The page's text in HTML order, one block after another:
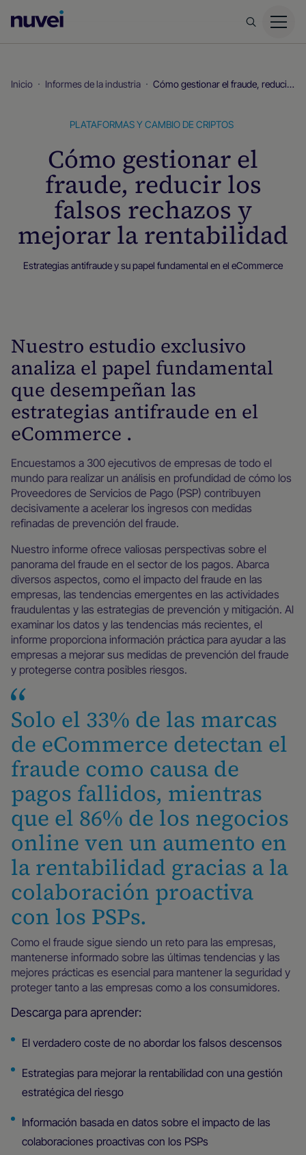
principal
Nuvei
Inicio Informes de la industria Cómo gestionar el fraude, reducir los falsos rechazos y mejorar la rentabilidad
PLATAFORMAS Y CAMBIO DE CRIPTOS
Cómo gestionar el
fraude, reducir los
falsos rechazos y
mejorar la rentabilidad
Estrategias antifraude y su papel fundamental en el eCommerce
Nuestro estudio exclusivo
analiza el papel fundamental
que desempeñan las
estrategias antifraude en el
eCommerce .
Encuestamos a 300 ejecutivos de empresas de todo el
mundo para realizar un análisis en profundidad de cómo los
Proveedores de Servicios de Pago (PSP) contribuyen
decisivamente a acelerar los ingresos con medidas
refinadas de prevención del fraude.
Nuestro informe ofrece valiosas perspectivas sobre el
panorama del fraude en el sector de los pagos. Abarca
diversos aspectos, como el impacto del fraude en las
empresas, las tendencias emergentes en las actividades
fraudulentas y las estrategias de prevención y mitigación. Al
examinar los datos y las tendencias más recientes, el
informe proporciona información práctica para ayudar a las
empresas a mejorar sus medidas de prevención del fraude
y protegerse contra posibles riesgos.
Solo el 33% de las marcas
de eCommerce detectan el
fraude como causa de
pagos fallidos, mientras
que el 86% de los negocios
online ven un aumento en
la rentabilidad gracias a la
colaboración proactiva
con los PSPs.
Como el fraude sigue siendo un reto para las empresas,
mantenerse informado sobre las últimas tendencias y las
mejores prácticas es esencial para mantener la seguridad y
proteger tanto a las empresas como a los consumidores.
Descarga para aprender:
El verdadero coste de no abordar los falsos descensos
Estrategias para mejorar la rentabilidad con una gestión
estratégica del riesgo
Información basada en datos sobre el impacto de las
colaboraciones proactivas con los PSPs